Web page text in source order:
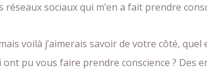
sociaux qui m’en a fait prendre
voilà j’aimerais savoir de votre côté,
pu vous faire prendre conscience ? Des